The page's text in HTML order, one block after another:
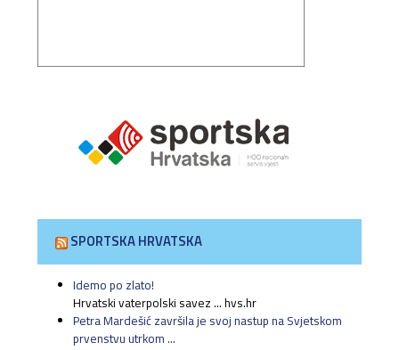
SPORTSKA HRVATSKA
Idemo po zlato!
Hrvatski vaterpolski savez ... hvs.hr
Petra Mardešić završila je svoj nastup na Svjetskom
prvenstvu utrkom ...